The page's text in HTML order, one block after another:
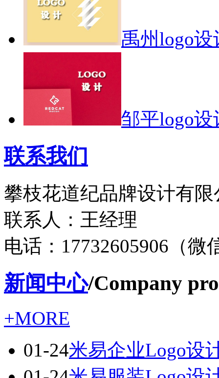
禹州logo设
邹平logo设
联系我们
攀枝花道纪品牌设计有限
联系人：王经理
电话：17732605906（微
新闻中心/Company
+MORE
01-24米易企业Logo设